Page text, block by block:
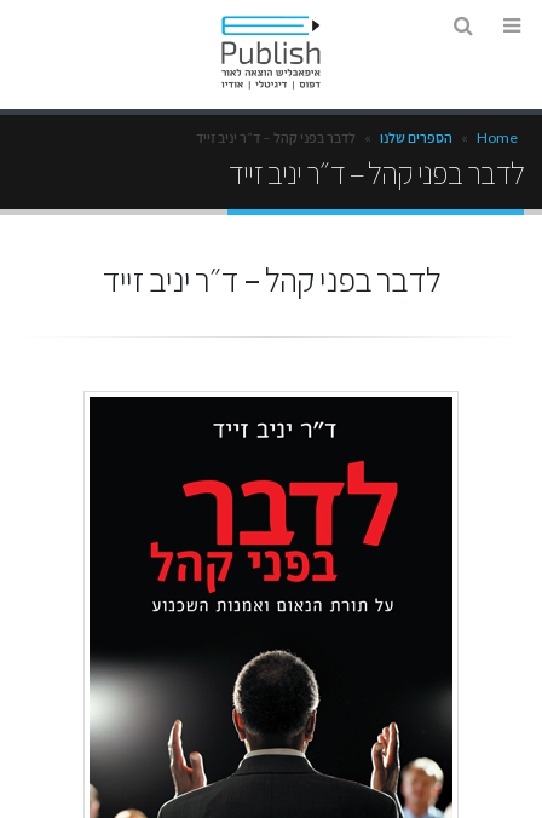
Home
» הספרים שלנו » לדבר בפני קהל – ד״ר יניב זייד
לדבר בפני קהל – ד״ר יניב זייד
לדבר בפני קהל – ד״ר יניב זייד